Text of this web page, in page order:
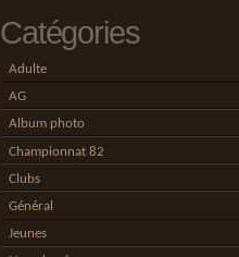
Catégories
Adulte
AG
Album photo
Championnat 82
Clubs
Général
Jeunes